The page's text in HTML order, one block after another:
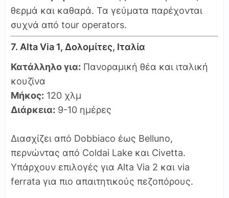
θερμά και καθαρά. Τα γεύματα παρέχονται
συχνά από tour operators.
7. Alta Via 1, Δολομίτες, Ιταλία
Κατάλληλο για: Πανοραμική θέα και ιταλική
κουζίνα
Μήκος: 120 χλμ
Διάρκεια: 9-10 ημέρες
Διασχίζει από Dobbiaco έως Belluno,
περνώντας από Coldai Lake και Civetta.
Υπάρχουν επιλογές για Alta Via 2 και via
ferrata για πιο απαιτητικούς πεζοπόρους.